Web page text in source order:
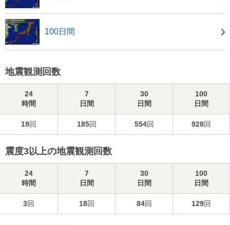
100日間
地震観測回数
24
時間
7
日間
30
日間
100
日間
19回 185回 554回 928回
震度3以上の地震観測回数
24
時間
7
日間
30
日間
100
日間
3回 18回 84回 129回